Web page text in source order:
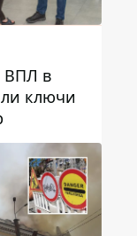
ВПЛ в
ключи